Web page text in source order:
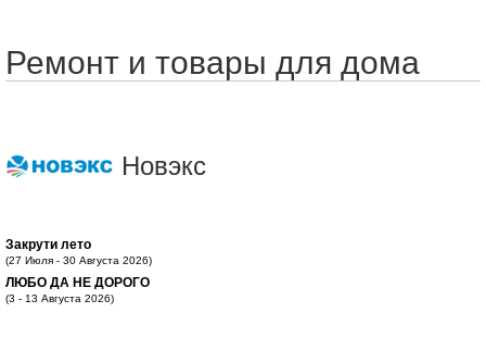
Ремонт и товары для дома
Новэкс
Закрути лето
(27 Июля - 30 Августа 2026)
ЛЮБО ДА НЕ ДОРОГО
(3 - 13 Августа 2026)